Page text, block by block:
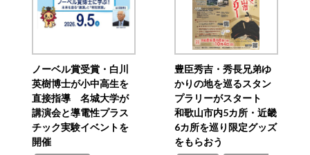
ノーベル賞受賞・白川
英樹博士が小中高生を
直接指導 名城大学が
講演会と導電性プラス
チック実験イベントを
開催
豊臣秀吉・秀長兄弟ゆ
かりの地を巡るスタン
プラリーがスタート
和歌山市内5カ所・近畿
6カ所を巡り限定グッズ
をもらおう